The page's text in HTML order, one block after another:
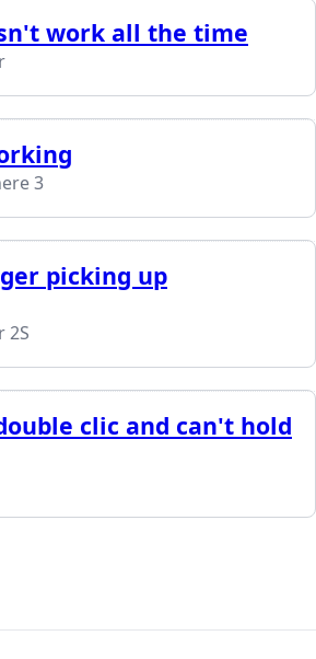
work all the time
3
picking up
2S
clic and can't hold